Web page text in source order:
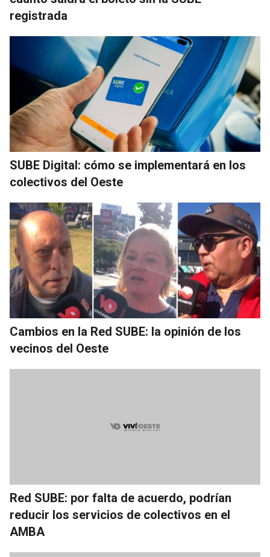
registrada
SUBE Digital: cómo se implementará en los
colectivos del Oeste
Cambios en la Red SUBE: la opinión de los
vecinos del Oeste
Red SUBE: por falta de acuerdo, podrían
reducir los servicios de colectivos en el
AMBA